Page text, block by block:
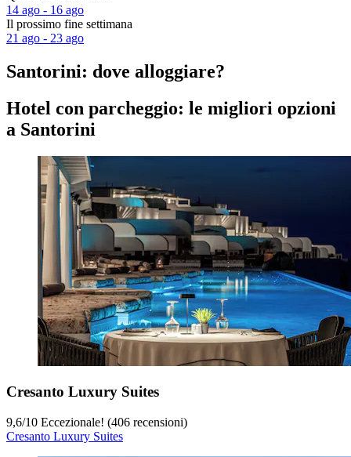
14 ago - 16 ago
Il prossimo fine settimana
21 ago - 23 ago
Santorini: dove alloggiare?
Hotel con parcheggio: le migliori opzioni
a Santorini
Cresanto Luxury Suites
9,6/10 Eccezionale! (406 recensioni)
Cresanto Luxury Suites